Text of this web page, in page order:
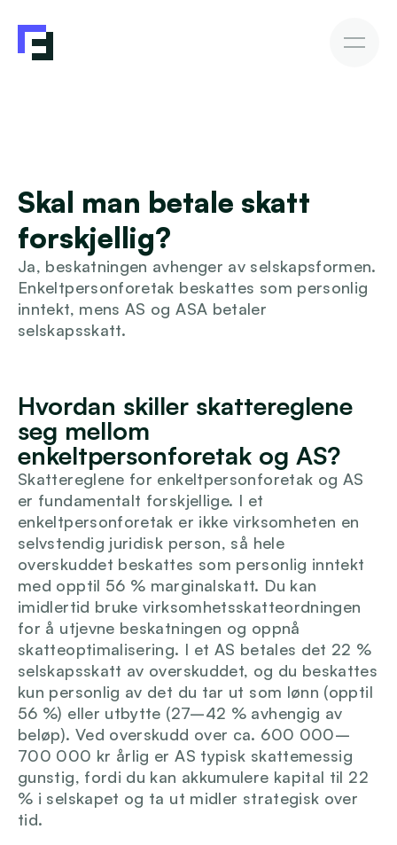
Finansiering
For investorer
Kunnskap
Skal man betale skatt
forskjellig?
Ja, beskatningen avhenger av selskapsformen.
Enkeltpersonforetak beskattes som personlig
inntekt, mens AS og ASA betaler
selskapsskatt.
Hvordan skiller skattereglene
seg mellom
enkeltpersonforetak og AS?
Skattereglene for enkeltpersonforetak og AS
er fundamentalt forskjellige. I et
enkeltpersonforetak er ikke virksomheten en
selvstendig juridisk person, så hele
overskuddet beskattes som personlig inntekt
med opptil 56 % marginalskatt. Du kan
imidlertid bruke virksomhetsskatteordningen
for å utjevne beskatningen og oppnå
skatteoptimalisering. I et AS betales det 22 %
selskapsskatt av overskuddet, og du beskattes
kun personlig av det du tar ut som lønn (opptil
56 %) eller utbytte (27–42 % avhengig av
beløp). Ved overskudd over ca. 600 000–
700 000 kr årlig er AS typisk skattemessig
gunstig, fordi du kan akkumulere kapital til 22
% i selskapet og ta ut midler strategisk over
tid.